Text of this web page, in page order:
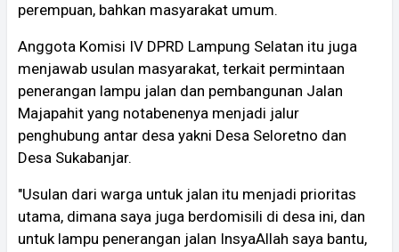
perempuan, bahkan masyarakat umum.
Anggota Komisi IV DPRD Lampung Selatan itu juga
menjawab usulan masyarakat, terkait permintaan
penerangan lampu jalan dan pembangunan Jalan
Majapahit yang notabenenya menjadi jalur
penghubung antar desa yakni Desa Seloretno dan
Desa Sukabanjar.
"Usulan dari warga untuk jalan itu menjadi prioritas
utama, dimana saya juga berdomisili di desa ini, dan
untuk lampu penerangan jalan InsyaAllah saya bantu,